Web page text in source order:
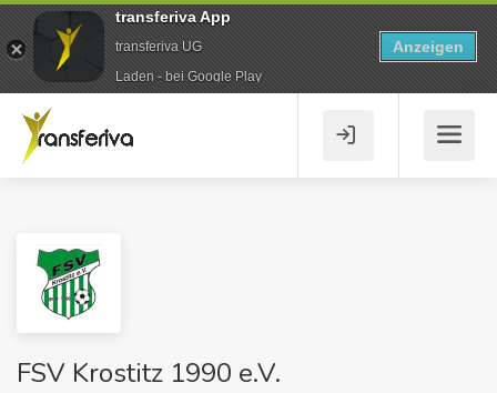
FSV Krostitz 1990 e.V.
transferiva App
transferiva UG
Laden - bei Google Play
Anzeigen